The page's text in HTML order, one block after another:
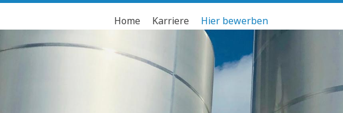
Home Karriere Hier bewerben